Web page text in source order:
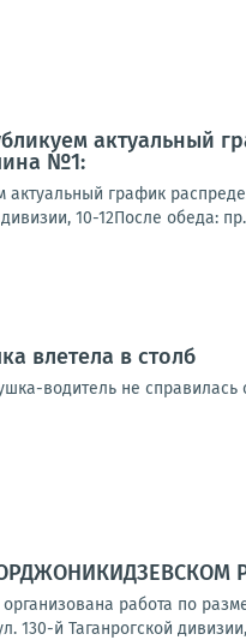
актуальный
№1:
график
дивизии, 10-12После обеда:
влетела в столб
водитель не
работа по
130-й Таганрогской